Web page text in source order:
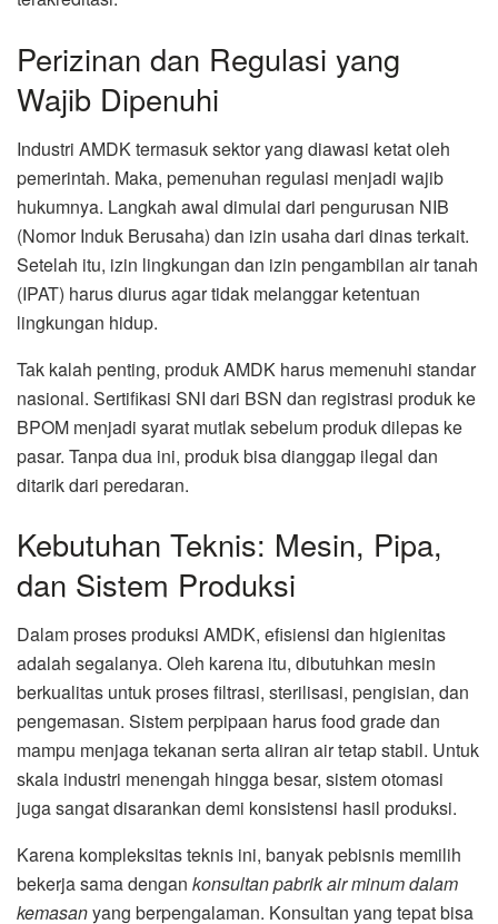
Perizinan dan Regulasi yang
Wajib Dipenuhi
Industri AMDK termasuk sektor yang diawasi ketat oleh
pemerintah. Maka, pemenuhan regulasi menjadi wajib
hukumnya. Langkah awal dimulai dari pengurusan NIB
(Nomor Induk Berusaha) dan izin usaha dari dinas terkait.
Setelah itu, izin lingkungan dan izin pengambilan air tanah
(IPAT) harus diurus agar tidak melanggar ketentuan
lingkungan hidup.
Tak kalah penting, produk AMDK harus memenuhi standar
nasional. Sertifikasi SNI dari BSN dan registrasi produk ke
BPOM menjadi syarat mutlak sebelum produk dilepas ke
pasar. Tanpa dua ini, produk bisa dianggap ilegal dan
ditarik dari peredaran.
Kebutuhan Teknis: Mesin, Pipa,
dan Sistem Produksi
Dalam proses produksi AMDK, efisiensi dan higienitas
adalah segalanya. Oleh karena itu, dibutuhkan mesin
berkualitas untuk proses filtrasi, sterilisasi, pengisian, dan
pengemasan. Sistem perpipaan harus food grade dan
mampu menjaga tekanan serta aliran air tetap stabil. Untuk
skala industri menengah hingga besar, sistem otomasi
juga sangat disarankan demi konsistensi hasil produksi.
Karena kompleksitas teknis ini, banyak pebisnis memilih
bekerja sama dengan konsultan pabrik air minum dalam
kemasanyang berpengalaman. Konsultan yang tepat bisa